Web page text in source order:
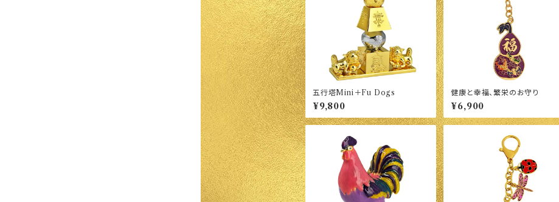
五行塔Mini＋Fu Dogs
¥9,800
健康と幸福、繁栄のお守り
¥6,900